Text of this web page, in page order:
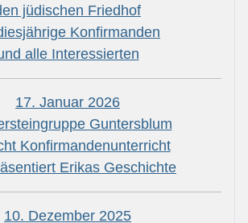
jüdischen Friedhof
Konfirmanden
alle Interessierten
17. Januar 2026
Guntersblum
Konfirmandenunterricht
Erikas Geschichte
10. Dezember 2025